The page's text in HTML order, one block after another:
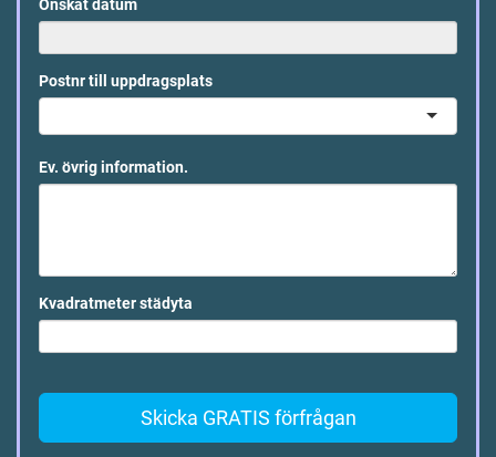
Önskat datum
Postnr till uppdragsplats
Ev. övrig information.
Kvadratmeter städyta
Skicka GRATIS förfrågan